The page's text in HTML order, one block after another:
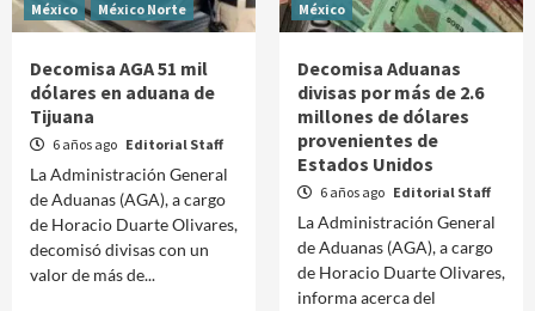
México México Norte
Decomisa AGA 51 mil
dólares en aduana de
Tijuana
6 años ago Editorial Staff
La Administración General
de Aduanas (AGA), a cargo
de Horacio Duarte Olivares,
decomisó divisas con un
valor de más de...
México
Decomisa Aduanas
divisas por más de 2.6
millones de dólares
provenientes de
Estados Unidos
6 años ago Editorial Staff
La Administración General
de Aduanas (AGA), a cargo
de Horacio Duarte Olivares,
informa acerca del